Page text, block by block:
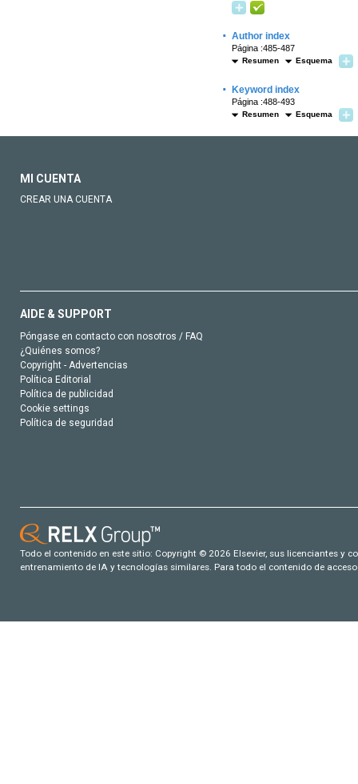
· Author index
Página :485-487
Resumen Esquema
· Keyword index
Página :488-493
Resumen Esquema
MI CUENTA
CREAR UNA CUENTA
AIDE & SUPPORT
Póngase en contacto con nosotros / FAQ
¿Quiénes somos?
Copyright - Advertencias
Política Editorial
Política de publicidad
Cookie settings
Política de seguridad
Todo el contenido en este sitio: Copyright © 2026 Elsevier, sus licenciantes y
entrenamiento de IA y tecnologías similares. Para todo el contenido de